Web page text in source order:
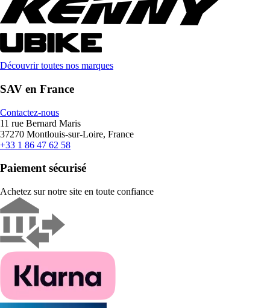
Découvrir toutes nos marques
SAV en France
Contactez-nous
11 rue Bernard Maris
37270 Montlouis-sur-Loire, France
+33 1 86 47 62 58
Paiement sécurisé
Achetez sur notre site en toute confiance